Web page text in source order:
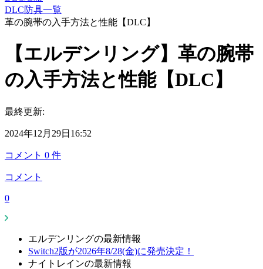
DLC防具一覧
革の腕帯の入手方法と性能【DLC】
【エルデンリング】革の腕帯
の入手方法と性能【DLC】
最終更新:
2024年12月29日16:52
コメント 0 件
コメント
0
エルデンリングの最新情報
Switch2版が2026年8/28(金)に発売決定！
ナイトレインの最新情報